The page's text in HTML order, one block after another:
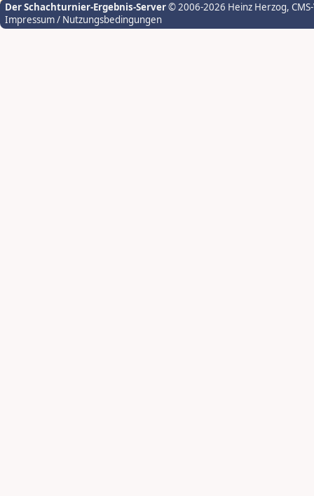
Der Schachturnier-Ergebnis-Server© 2006-2026 Heinz Herzog,
Impressum / Nutzungsbedingungen